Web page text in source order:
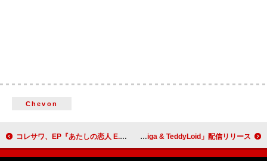
Chevon
コレサワ、EP『あたしの恋人 E.P』配信リリース MAISONdes、新曲「化けの皮 feat. こぼ・かなえる, 重音テト, Giga & TeddyLoid」配信リリース